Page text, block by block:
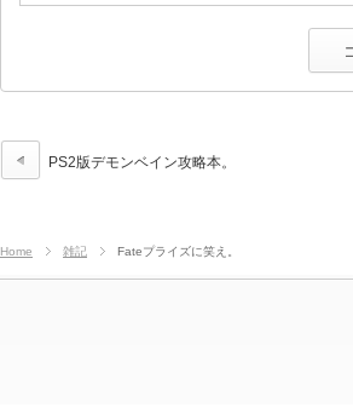
PS2版デモンベイン攻略本。
Home 雑記 Fateプライズに笑え。